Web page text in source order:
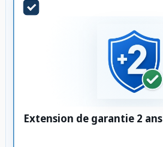
Extension de garantie 2 ans